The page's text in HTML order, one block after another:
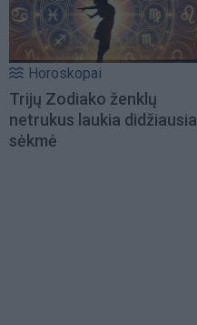
Horoskopai
Trijų Zodiako ženklų
netrukus laukia didžiausia
sėkmė